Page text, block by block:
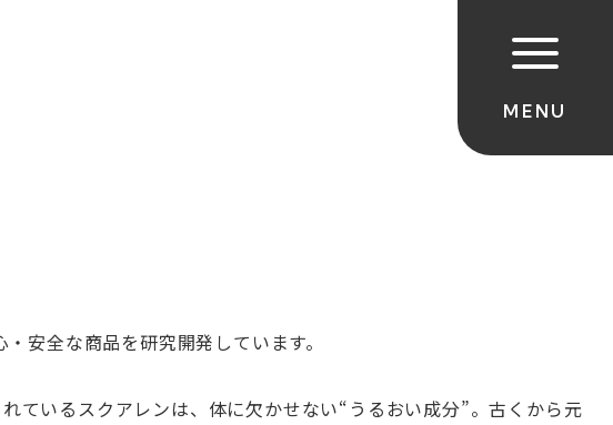
安全な商品を研究開発しています。
ているスクアレンは、体に欠かせない“ うるおい成分”。古くから元